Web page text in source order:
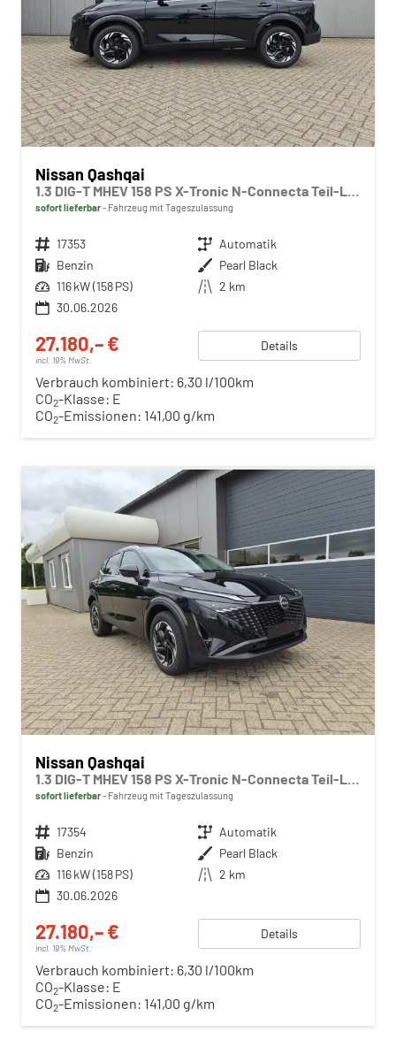
Nissan Qashqai
1.3 DIG-T MHEV 158 PS X-Tronic N-Connecta Teil-Leder PanoGlasdach Klimaautomatik Sitzheizung Lenkradheizung Navi ACC PDC v+h 360°Kamera DAB Bluetooth Touchscreen Apple CarPlay Android Auto 18"LM
sofort lieferbar Fahrzeug mit Tageszulassung
Fahrzeugnr. 17353 Getriebe Automatik
Kraftstoff Benzin Außenfarbe Pearl Black
Leistung 116 kW (158 PS) Kilometerstand 2 km
30.06.2026
27.180,– €
incl. 19% MwSt.
Details
Verbrauch kombiniert: 6,30 l/100km
CO2-Klasse: E
CO2-Emissionen: 141,00 g/km
Nissan Qashqai
1.3 DIG-T MHEV 158 PS X-Tronic N-Connecta Teil-Leder PanoGlasdach Klimaautomatik Sitzheizung Lenkradheizung Navi ACC PDC v+h 360°Kamera DAB Bluetooth Touchscreen Apple CarPlay Android Auto 18"LM
sofort lieferbar Fahrzeug mit Tageszulassung
Fahrzeugnr. 17354 Getriebe Automatik
Kraftstoff Benzin Außenfarbe Pearl Black
Leistung 116 kW (158 PS) Kilometerstand 2 km
30.06.2026
27.180,– €
incl. 19% MwSt.
Details
Verbrauch kombiniert: 6,30 l/100km
CO2-Klasse: E
CO2-Emissionen: 141,00 g/km